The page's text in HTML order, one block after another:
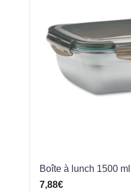
Boîte à lunch 1500
7,88€